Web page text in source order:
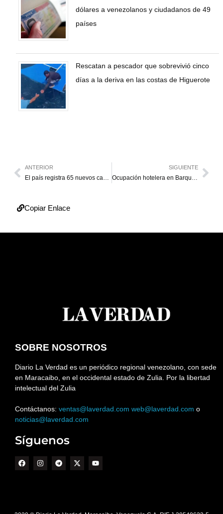
dólares a venezolanos y ciudadanos de 49
países
Rescatan a pescador que sobrevivió cinco
días a la deriva en las costas de Higuerote
ANTERIOR
El país registra 65 nuevos casos de covid-19 y Zulia lidera con 25
SIGUIENTE
Ocupación hotelera en Barquisimeto alcanza un 98 % por la Divina Pastora
Copiar Enlace
SOBRE NOSOTROS
Diario La Verdad es un periódico regional venezolano, con sede
en Maracaibo, en el occidental estado de Zulia. Por la libertad
intelectual del Zulia
Contáctanos: ventas@laverdad.com web@laverdad.com o
noticias@laverdad.com
Síguenos